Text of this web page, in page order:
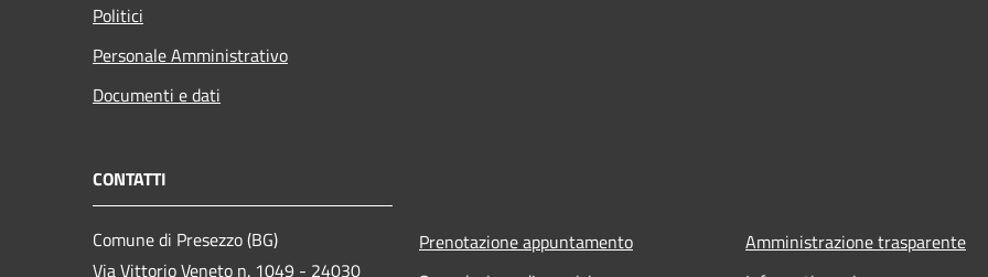
Politici
Personale Amministrativo
Documenti e dati
CONTATTI
Comune di Presezzo (BG)
Via Vittorio Veneto n. 1049 - 24030
Prenotazione appuntamento
Amministrazione trasparente